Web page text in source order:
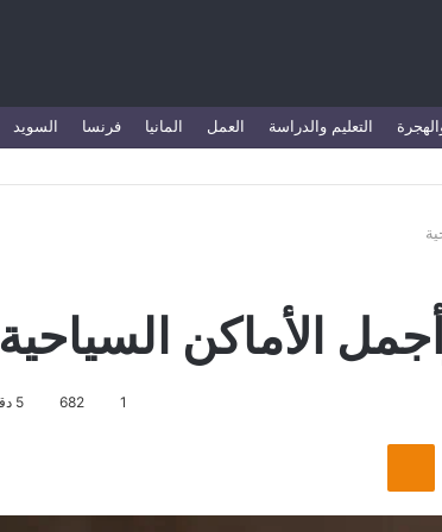
التعليم والدراسة العمل المانيا فرنسا السويد
الأماكن السياحية
1
682
Odnoklassniki